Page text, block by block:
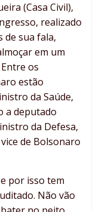
(Casa Civil),
realizado
de sua fala,
em um
os
estão
da Saúde,
a deputado
da Defesa,
de Bolsonaro
por isso tem
Não vão